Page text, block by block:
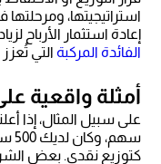
استراتيجيتها،
إعادة استثمار الأرباح
الفائدة المركبة التي
أمثلة واقعية
كتوزيع نقدي. بعض